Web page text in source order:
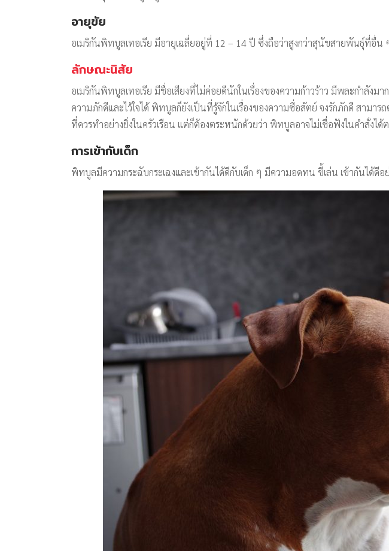
อายุขัย
อเมริกันพิทบูลเทอเรีย มีอายุเฉลี่ยอยู่ที่ 12 – 14 ปี ซึ่งถือว่าสูงกว่าสุนัขสายพันธุ์ที่อื่น
ลักษณะนิสัย
อเมริกันพิทบูลเทอเรีย มีชื่อเสียงที่ไม่ค่อยดีนักในเรื่องของความก้าวร้าว มีพละกำลั
ความภักดีและไว้ใจได้ พิทบูลก็ยังเป็นที่รู้จักในเรื่องของความซื่อสัตย์ จงรักภักดี สามา
ที่ควรทำอย่างยิ่งในครัวเรือน แต่ก็ต้องตระหนักด้วยว่า พิทบูลอาจไม่เชื่อฟังในคำสั่งไ
การเข้ากับเด็ก
พิทบูลมีความกระฉับกระเฉงและเข้ากันได้ดีกับเด็ก ๆ มีความอดทน ขี้เล่น เข้ากันได้ดี